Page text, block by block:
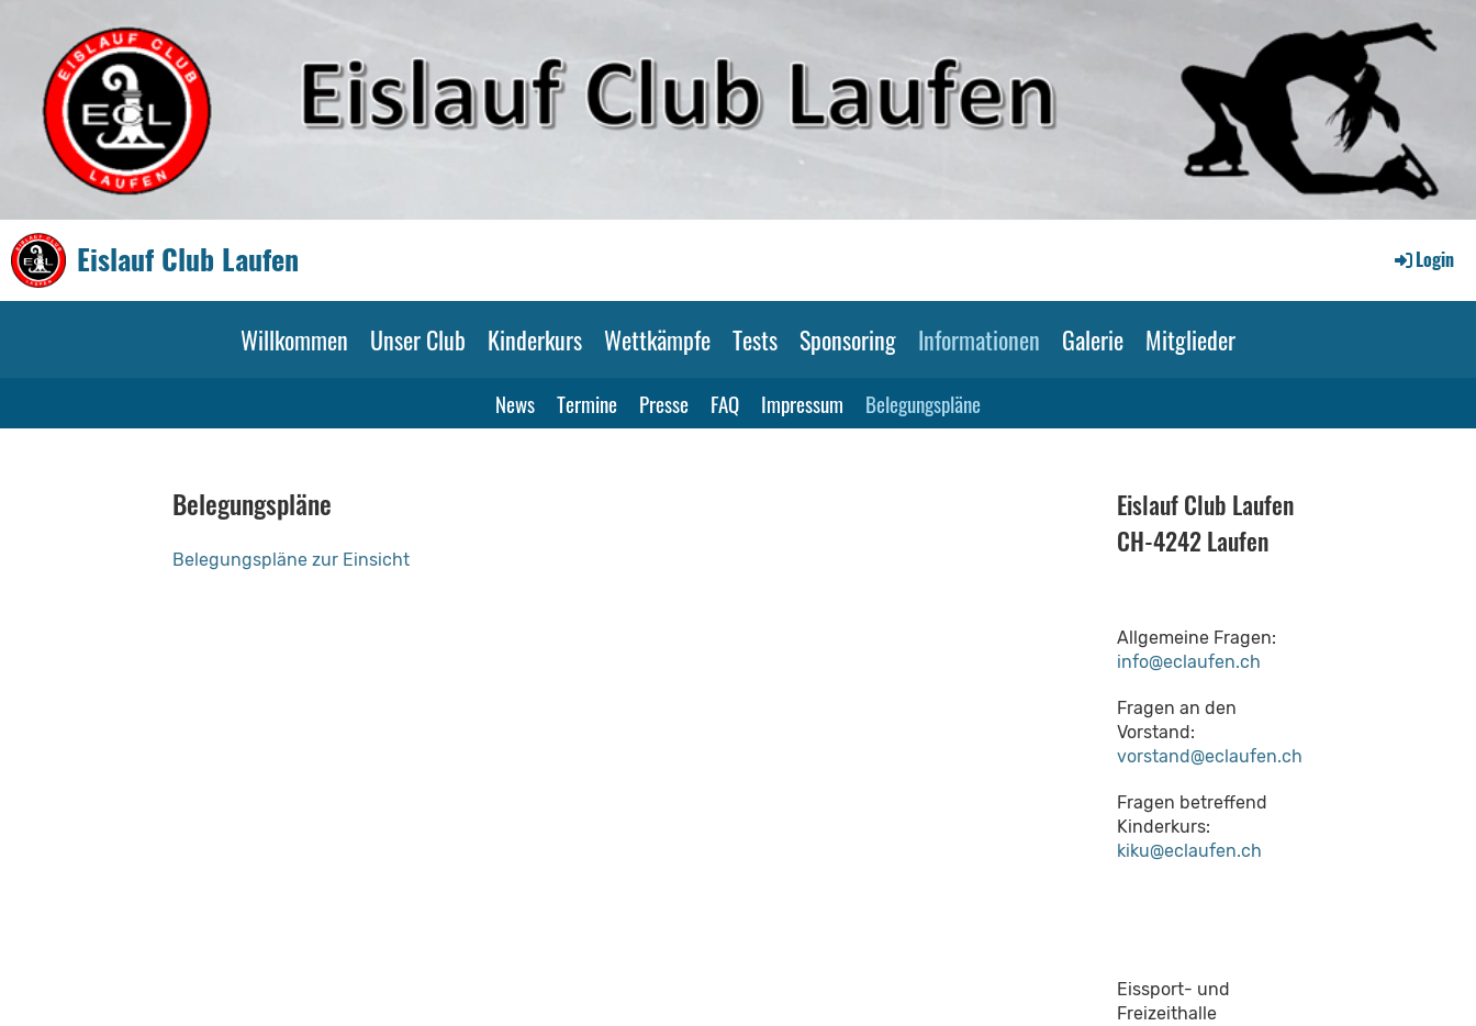
Eislauf Club Laufen Login
Willkommen Unser Club Kinderkurs Wettkämpfe Tests Sponsoring Informationen Galerie Mitglieder
News Termine Presse FAQ Impressum Belegungspläne
Belegungspläne
Belegungspläne zur Einsicht
Eislauf Club Laufen
CH-4242 Laufen
Allgemeine Fragen:
info@eclaufen.ch
Fragen an den
Vorstand:
vorstand@eclaufen.ch
Fragen betreffend
Kinderkurs:
kiku@eclaufen.ch
Eissport- und
Freizeithalle